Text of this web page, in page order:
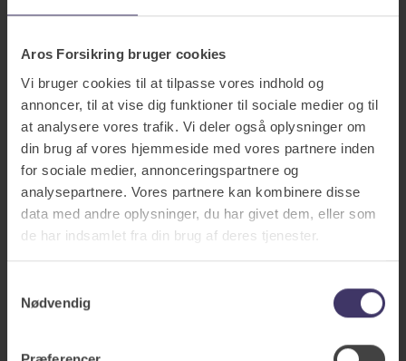
Aros Forsikring bruger cookies
Vi bruger cookies til at tilpasse vores indhold og
annoncer, til at vise dig funktioner til sociale medier og til
at analysere vores trafik. Vi deler også oplysninger om
din brug af vores hjemmeside med vores partnere inden
for sociale medier, annonceringspartnere og
analysepartnere. Vores partnere kan kombinere disse
data med andre oplysninger, du har givet dem, eller som
de har indsamlet fra din brug af deres tjenester.
Nødvendig
I dag holder Torben Andersen fra tid til anden foredrag om